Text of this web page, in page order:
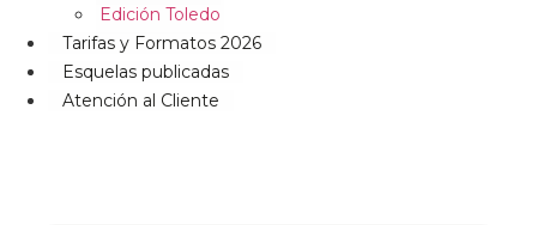
Edición Toledo
Tarifas y Formatos 2026
Esquelas publicadas
Atención al Cliente